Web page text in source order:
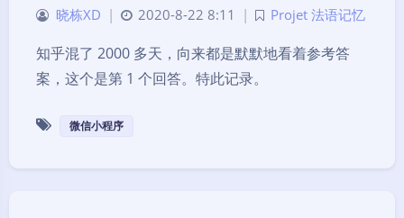
晓栋XD | 2020-8-22 8:11 | Projet 法语记忆
知乎混了 2000 多天，向来都是默默地看着参考答
案，这个是第 1 个回答。特此记录。
微信小程序